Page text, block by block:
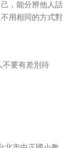
，能分辨他人話
用相同的方式對
要有差別待